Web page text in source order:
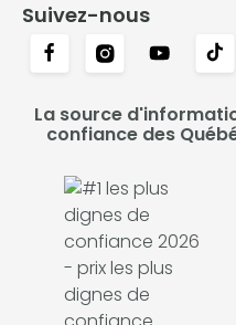
Suivez-nous
La source
confiance des